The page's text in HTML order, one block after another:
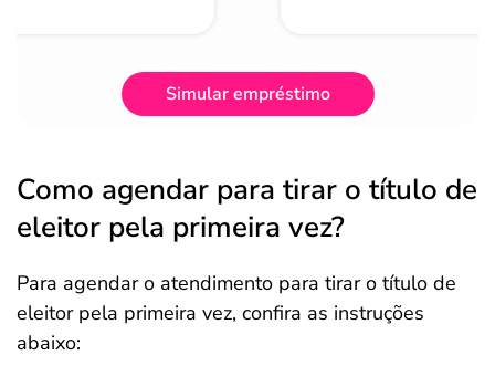
Simular empréstimo
Como agendar para tirar o título de
eleitor pela primeira vez?
Para agendar o atendimento para tirar o título de
eleitor pela primeira vez, confira as instruções
abaixo: